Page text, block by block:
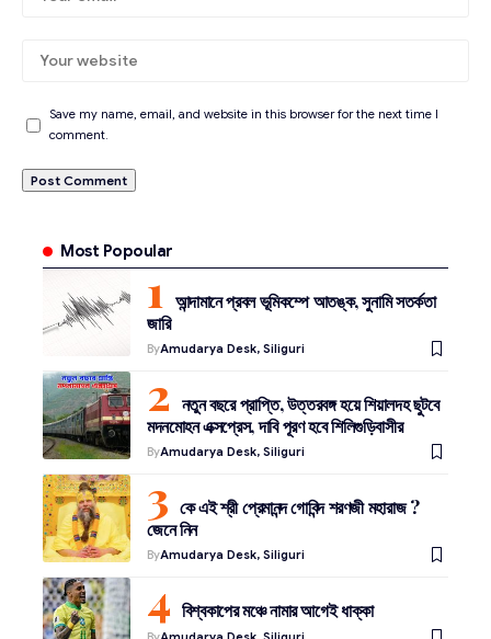
Save my name, email, and website in this browser for the next time I
comment.
Most Popoular
আন্দামানে প্রবল ভূমিকম্পে আতঙ্ক, সুনামি সতর্কতা
জারি
ByAmudarya Desk, Siliguri
নতুন বছরে প্রাপ্তি, উত্তরবঙ্গ হয়ে শিয়ালদহ ছুটবে
মদনমোহন এক্সপ্রেস, দাবি পূরণ হবে শিলিগুড়িবাসীর
ByAmudarya Desk, Siliguri
কে এই শ্রী প্রেমানন্দ গোবিন্দ শরণজী মহারাজ ?
জেনে নিন
ByAmudarya Desk, Siliguri
বিশ্বকাপের মঞ্চে নামার আগেই ধাক্কা